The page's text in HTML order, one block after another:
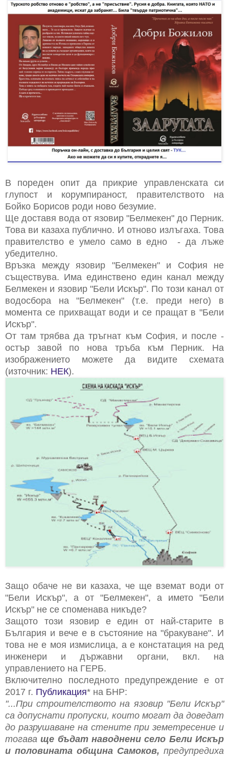
В пореден опит да прикрие управленската си
глупост и корумпираност, правителството на
Бойко Борисов роди ново безумие.
Ще доставя вода от язовир "Белмекен" до Перник.
Това ви казаха публично. И отново излъгаха. Това
правителство е умело само в едно - да лъже
убедително.
Връзка между язовир "Белмекен" и София не
съществува. Има единствено един канал между
Белмекен и язовир "Бели Искър". По този канал от
водосбора на "Белмекен" (т.е. преди него) в
момента се прихващат води и се пращат в "Бели
Искър".
От там трябва да тръгнат към София, и после -
остър завой по нова тръба към Перник. На
изображението можете да видите схемата
(източник: НЕК).
Защо обаче не ви казаха, че ще вземат води от
"Бели Искър", а от "Белмекен", а името "Бели
Искър" не се споменава никъде?
Защото този язовир е един от най-старите в
България и вече е в състояние на "бракуване". И
това не е моя измислица, а е констатация на ред
инженери и държавни органи, вкл. на
управлението на ГЕРБ.
Включително последното предупреждение е от
2017 г. Публикация* на БНР:
"...При строителството на язовир "Бели Искър"
са допуснати пропуски, които могат да доведат
до разрушаване на стените при земетресение и
тогаваще бъдат наводнени село Бели Искър
и половината община Самоков, предупредиха